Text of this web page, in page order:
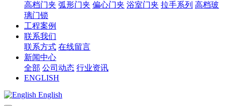
高档门夹 弧形门夹 偏心门夹 浴室门夹 拉手系列 高档玻
璃门锁
工程案例
联系我们
联系方式 在线留言
新闻中心
全部 公司动态 行业资讯
ENGLISH
English